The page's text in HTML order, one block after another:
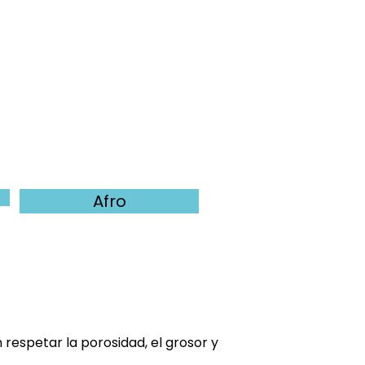
Afro
respetar la porosidad, el grosor y